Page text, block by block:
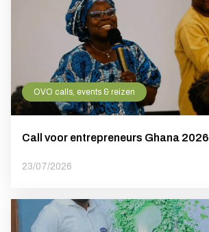
OVO calls, events & reizen
Call voor entrepreneurs Ghana 2026
23/07/2026